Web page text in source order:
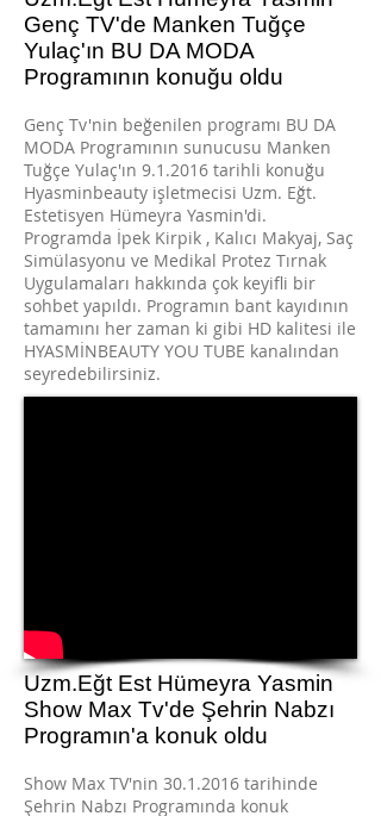
Genç TV'de Manken Tuğçe
Yulaç'ın BU DA MODA
Programının konuğu oldu
Genç Tv'nin beğenilen programı BU DA
MODA Programının sunucusu Manken
Tuğçe Yulaç'ın 9.1.2016 tarihli konuğu
Hyasminbeauty işletmecisi Uzm. Eğt.
Estetisyen Hümeyra Yasmin'di.
Programda İpek Kirpik , Kalıcı Makyaj, Saç
Simülasyonu ve Medikal Protez Tırnak
Uygulamaları hakkında çok keyifli bir
sohbet yapıldı. Programın bant kayıdının
tamamını her zaman ki gibi HD kalitesi ile
HYASMİNBEAUTY YOU TUBE kanalından
seyredebilirsiniz.
Uzm.Eğt Est Hümeyra Yasmin
Show Max Tv'de Şehrin Nabzı
Programın'a konuk oldu
Show Max TV'nin 30.1.2016 tarihinde
Şehrin Nabzı Programında konuk